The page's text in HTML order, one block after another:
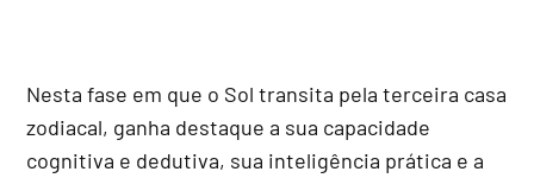
Nesta fase em que o Sol transita pela terceira casa
zodiacal, ganha destaque a sua capacidade
cognitiva e dedutiva, sua inteligência prática e a